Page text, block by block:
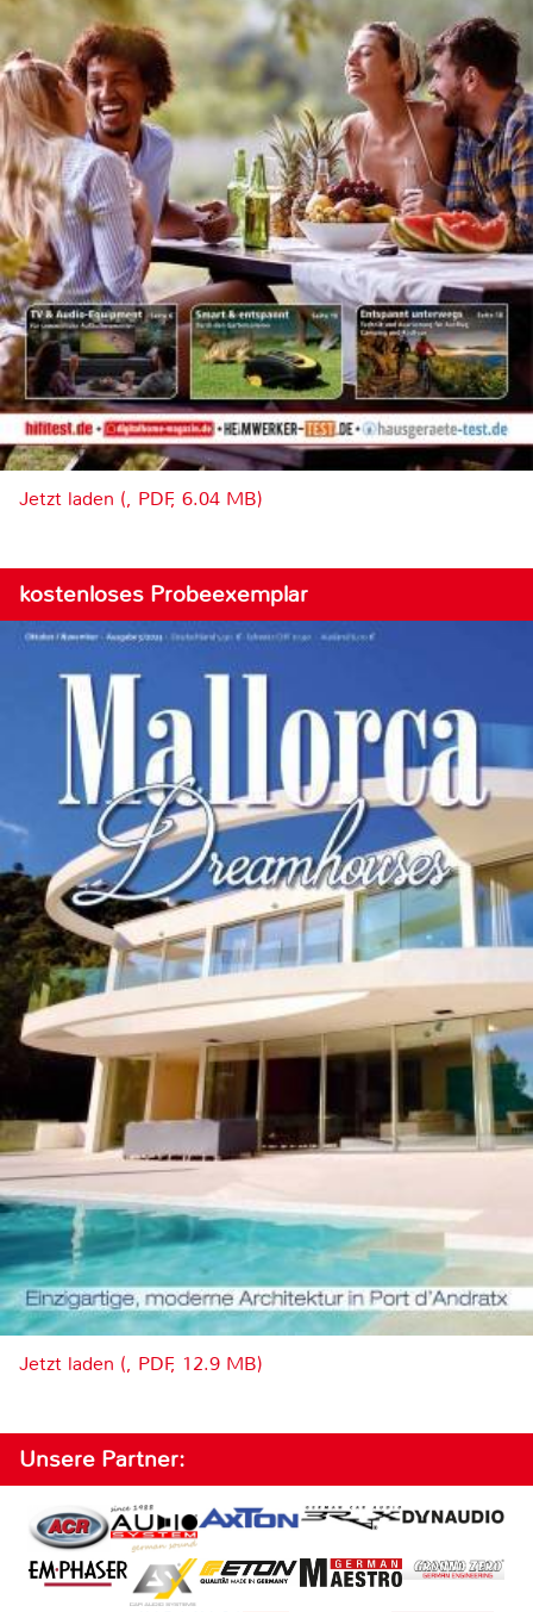
Jetzt laden (, PDF, 6.04 MB)
kostenloses Probeexemplar
Jetzt laden (, PDF, 12.9 MB)
Unsere Partner: